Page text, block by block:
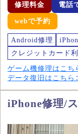
修理料金 電話
webで予約
Android修理
クレジットカード
ゲーム機修理はこち
データ復旧はこちら
iPhone修理/